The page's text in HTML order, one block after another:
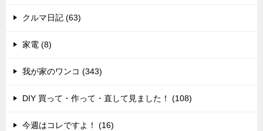
クルマ日記 (63)
家電 (8)
我が家のワンコ (343)
DIY 買って・作って・直して見ました！ (108)
今週はコレですよ！ (16)